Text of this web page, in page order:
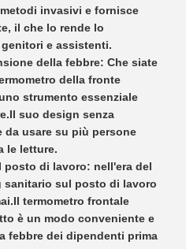
invasivi e fornisce
il che lo rende lo
e assistenti.
della febbre: Che siate
della fronte
strumento essenziale
suo design senza
usare su più persone
le letture.
posto di lavoro: nell'era del
sanitario sul posto di lavoro
termometro frontale
è un modo conveniente e
febbre dei dipendenti prima